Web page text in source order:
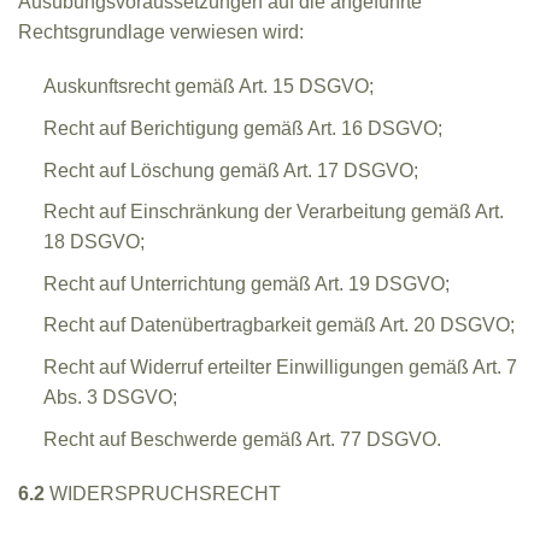
Rechtsgrundlage verwiesen wird:
Auskunftsrecht gemäß Art. 15 DSGVO;
Recht auf Berichtigung gemäß Art. 16 DSGVO;
Recht auf Löschung gemäß Art. 17 DSGVO;
Recht auf Einschränkung der Verarbeitung gemäß Art.
18 DSGVO;
Recht auf Unterrichtung gemäß Art. 19 DSGVO;
Recht auf Datenübertragbarkeit gemäß Art. 20 DSGVO;
Recht auf Widerruf erteilter Einwilligungen gemäß Art. 7
Abs. 3 DSGVO;
Recht auf Beschwerde gemäß Art. 77 DSGVO.
6.2 WIDERSPRUCHSRECHT